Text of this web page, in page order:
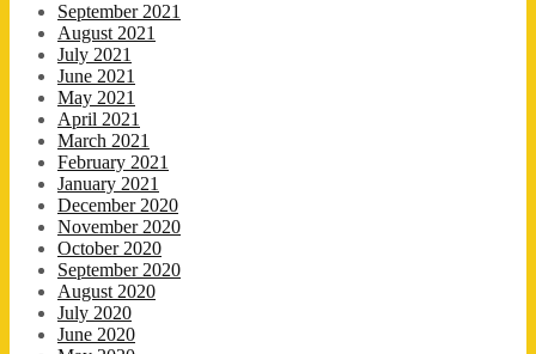
September 2021
August 2021
July 2021
June 2021
May 2021
April 2021
March 2021
February 2021
January 2021
December 2020
November 2020
October 2020
September 2020
August 2020
July 2020
June 2020